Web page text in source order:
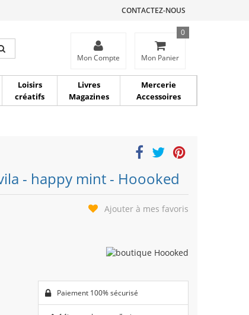
CONTACTEZ-NOUS
Mon Compte Mon Panier
0
Loisirs
créatifs
Livres
Magazines
Mercerie
Accessoires
- happy mint - Hoooked
Ajouter à mes favoris
Paiement 100% sécurisé